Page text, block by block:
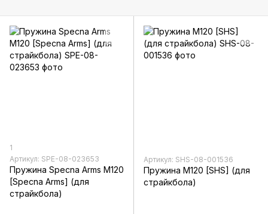
1
Артикул: SPE-08-023653
Пружина Specna Arms M120
[Specna Arms] (для
страйкбола)
Артикул: SHS-08-001536
Пружина M120 [SHS] (для
страйкбола)